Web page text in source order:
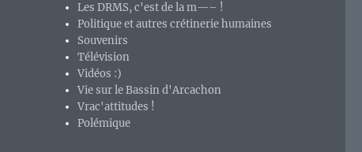
Les DRMS, c'est de la m—– !
Politique et autres crétinerie humaines
Souvenirs
Télévision
Vidéos :)
Vie sur le Bassin d'Arcachon
Vrac'attitudes !
Polémique